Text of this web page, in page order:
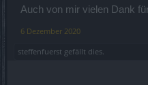
Auch von mir vielen Dank
6 Dezember 2020
steffenfuerst gefällt dies.